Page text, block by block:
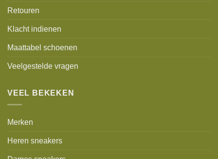
Retouren
Klacht indienen
Maattabel schoenen
Veelgestelde vragen
VEEL BEKEKEN
Merken
Heren sneakers